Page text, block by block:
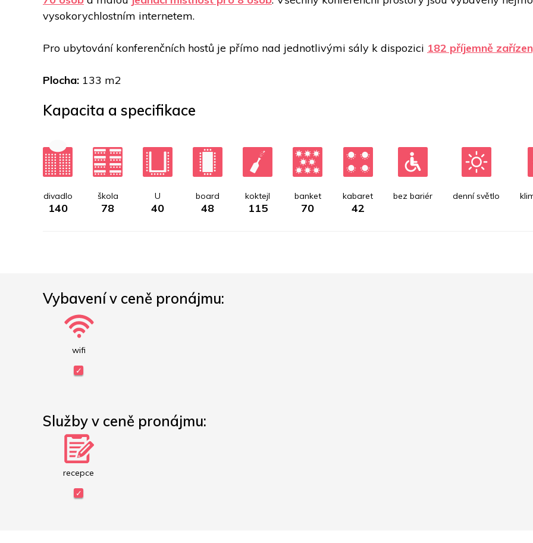
vysokorychlostním internetem.
Pro ubytování konferenčních hostů je přímo nad jednotlivými sály k dispozici 182 příjemně
Plocha: 133 m2
Kapacita a specifikace
divadlo
140
škola
78
U
40
board
48
koktejl
115
banket
70
kabaret
42
bez bariér denní světlo
Vybavení v ceně pronájmu:
wifi
Služby v ceně pronájmu:
recepce